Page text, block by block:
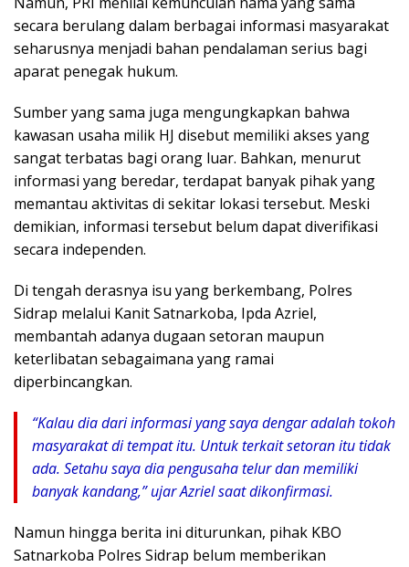
secara berulang dalam berbagai informasi masyarakat
seharusnya menjadi bahan pendalaman serius bagi
aparat penegak hukum.
Sumber yang sama juga mengungkapkan bahwa
kawasan usaha milik HJ disebut memiliki akses yang
sangat terbatas bagi orang luar. Bahkan, menurut
informasi yang beredar, terdapat banyak pihak yang
memantau aktivitas di sekitar lokasi tersebut. Meski
demikian, informasi tersebut belum dapat diverifikasi
secara independen.
Di tengah derasnya isu yang berkembang, Polres
Sidrap melalui Kanit Satnarkoba, Ipda Azriel,
membantah adanya dugaan setoran maupun
keterlibatan sebagaimana yang ramai
diperbincangkan.
“Kalau dia dari informasi yang saya dengar adalah tokoh
masyarakat di tempat itu. Untuk terkait setoran itu tidak
ada. Setahu saya dia pengusaha telur dan memiliki
banyak kandang,” ujar Azriel saat dikonfirmasi.
Namun hingga berita ini diturunkan, pihak KBO
Satnarkoba Polres Sidrap belum memberikan